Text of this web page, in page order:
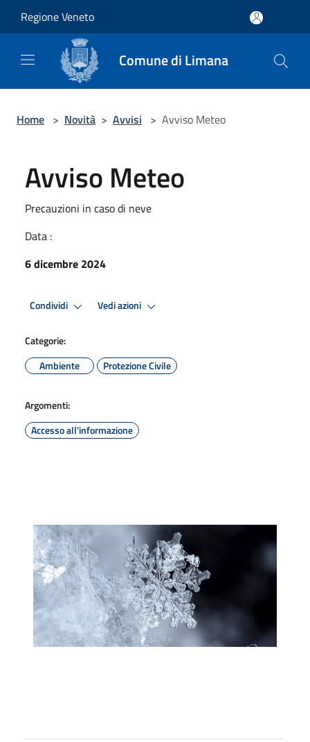
Regione Veneto
Comune di Limana
Home > Novità > Avvisi > Avviso Meteo
Avviso Meteo
Precauzioni in caso di neve
Data :
6 dicembre 2024
Condividi Vedi azioni
Categorie:
Ambiente
Protezione Civile
Argomenti:
Accesso all'informazione